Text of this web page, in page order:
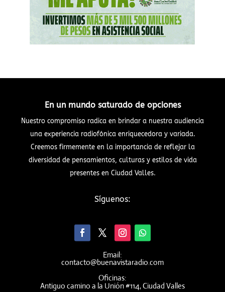
En un mundo saturado de opciones
Nuestro compromiso radica en brindar a nuestra audiencia
una experiencia radiofónica enriquecedora y variada.
Creemos firmemente en la importancia de reflejar la
diversidad de pensamientos, culturas y estilos de vida
presentes en Ciudad Valles.
Síguenos:
Email:
contacto@buenavistaradio.com
Oficinas:
Antiguo camino a la Unión #114, Ciudad Valles